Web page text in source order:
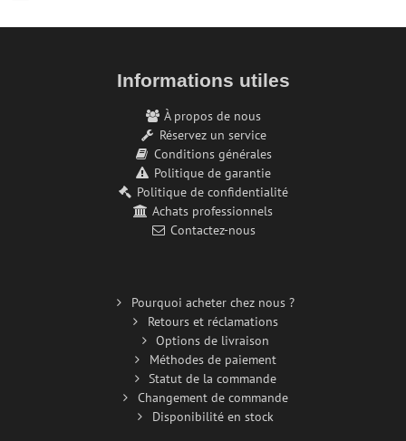
Informations utiles
À propos de nous
Réservez un service
Conditions générales
Politique de garantie
Politique de confidentialité
Achats professionnels
Contactez-nous
Pourquoi acheter chez nous ?
Retours et réclamations
Options de livraison
Méthodes de paiement
Statut de la commande
Changement de commande
Disponibilité en stock